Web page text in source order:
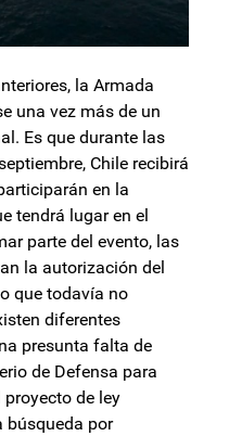
la Armada
una vez más de un
Es que durante las
Chile recibirá
en la
tendrá lugar en el
parte del evento, las
la autorización del
que todavía no
diferentes
presunta falta de
de Defensa para
de ley
búsqueda por